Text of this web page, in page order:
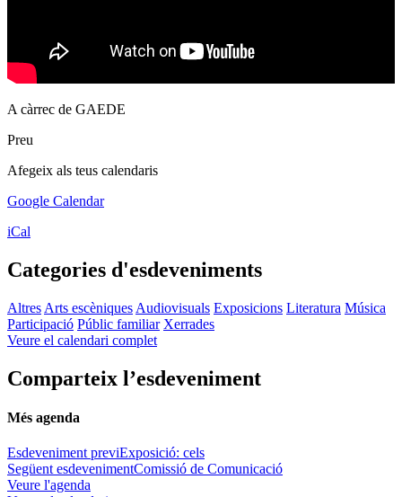
A càrrec de GAEDE
Preu
Afegeix als teus calendaris
Google Calendar
iCal
Categories d'esdeveniments
Altres Arts escèniques Audiovisuals Exposicions Literatura Música
Participació Públic familiar Xerrades
Veure el calendari complet
Comparteix l’esdeveniment
Més agenda
Esdeveniment previExposició: cels
Següent esdevenimentComissió de Comunicació
Veure l'agenda